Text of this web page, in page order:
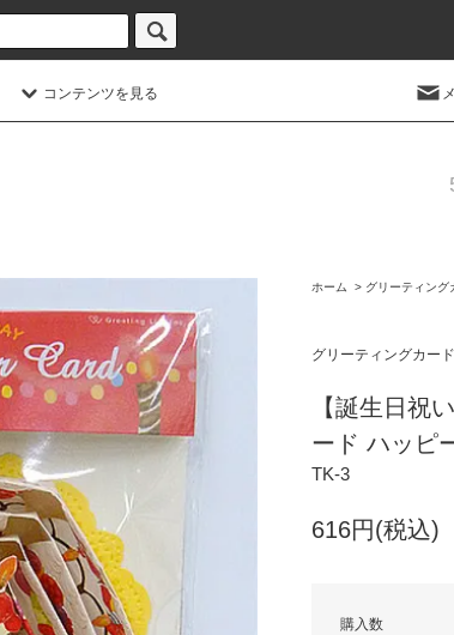
コンテンツを見る
ホーム > グリーティング
グリーティングカード
【誕生日祝
ード ハッピ
TK-3
616円(税込)
購入数